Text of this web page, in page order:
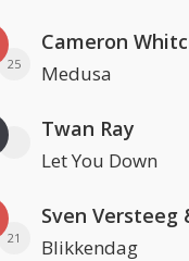
25
Cameron
Medusa
Twan Ray
Let You Down
21
Sven Versteeg
Blikkendag